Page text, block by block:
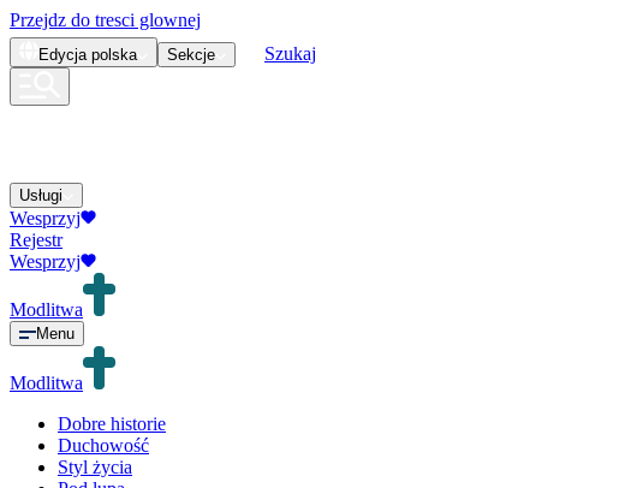
Przejdz do tresci glownej
Edycja polska Sekcje Szukaj
Usługi
Wesprzyj
Rejestr
Wesprzyj
Modlitwa
Menu
Modlitwa
Dobre historie
Duchowość
Styl życia